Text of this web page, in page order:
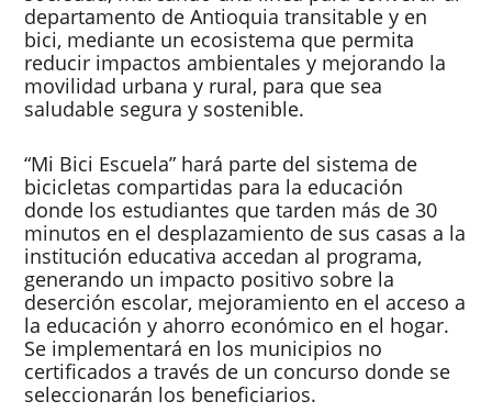
departamento de Antioquia transitable y en
bici, mediante un ecosistema que permita
reducir impactos ambientales y mejorando la
movilidad urbana y rural, para que sea
saludable segura y sostenible.
“Mi Bici Escuela” hará parte del sistema de
bicicletas compartidas para la educación
donde los estudiantes que tarden más de 30
minutos en el desplazamiento de sus casas a la
institución educativa accedan al programa,
generando un impacto positivo sobre la
deserción escolar, mejoramiento en el acceso a
la educación y ahorro económico en el hogar.
Se implementará en los municipios no
certificados a través de un concurso donde se
seleccionarán los beneficiarios.